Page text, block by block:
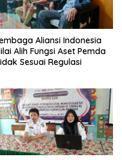
Aliansi Indonesia
Alih Fungsi Aset Pemda
Sesuai Regulasi